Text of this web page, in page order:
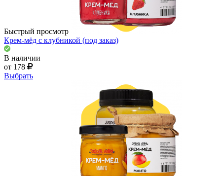
Быстрый просмотр
Крем-мёд с клубникой (под заказ)
В наличии
от 178
Выбрать